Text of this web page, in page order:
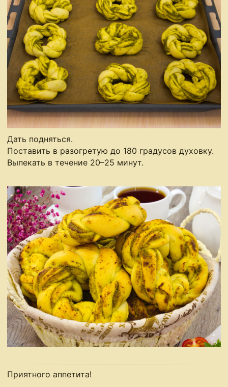
Дать подняться.
Поставить в разогретую до 180 градусов духовку.
Выпекать в течение 20–25 минут.
Приятного аппетита!